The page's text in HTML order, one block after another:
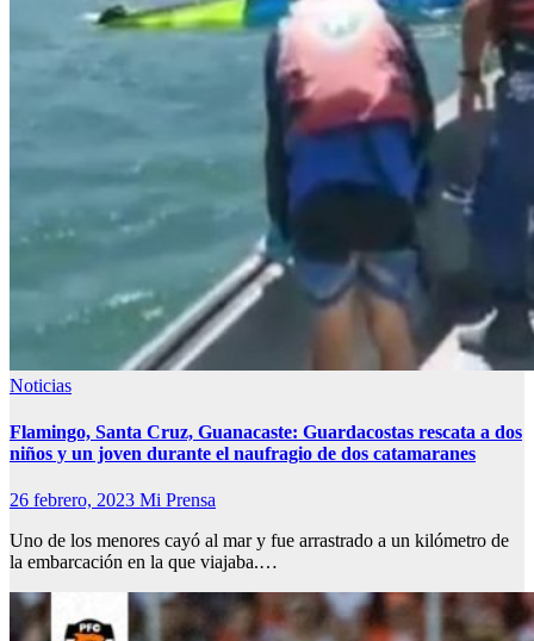
Noticias
Flamingo, Santa Cruz, Guanacaste: Guardacostas rescata a dos
niños y un joven durante el naufragio de dos catamaranes
26 febrero, 2023 Mi Prensa
Uno de los menores cayó al mar y fue arrastrado a un kilómetro de
la embarcación en la que viajaba.…